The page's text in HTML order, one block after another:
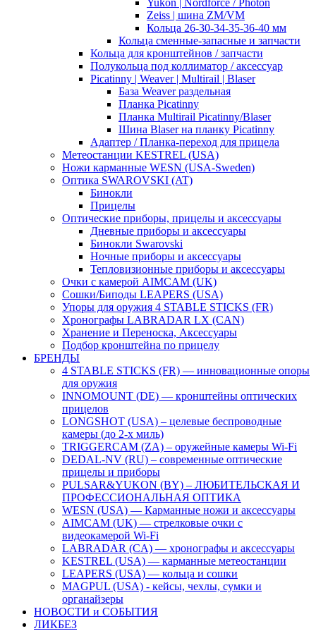
Yukon | Nordforce / Photon
Zeiss | шина ZM/VM
Кольца 26-30-34-35-36-40 мм
Кольца сменные-запасные и запчасти
Кольца для кронштейнов / запчасти
Полукольца под коллиматор / аксессуар
Picatinny | Weaver | Multirail | Blaser
База Weaver раздельная
Планка Picatinny
Планка Multirail Picatinny/Blaser
Шина Blaser на планку Picatinny
Адаптер / Планка-переход для прицела
Метеостанции KESTREL (USA)
Ножи карманные WESN (USA-Sweden)
Оптика SWAROVSKI (AT)
Бинокли
Прицелы
Оптические приборы, прицелы и аксессуары
Дневные приборы и аксессуары
Бинокли Swarovski
Ночные приборы и аксессуары
Тепловизионные приборы и аксессуары
Очки с камерой AIMCAM (UK)
Сошки/Биподы LEAPERS (USA)
Упоры для оружия 4 STABLE STICKS (FR)
Хронографы LABRADAR LX (CAN)
Хранение и Переноска, Аксессуары
Подбор кронштейна по прицелу
БРЕНДЫ
4 STABLE STICKS (FR) — инновационные опоры
для оружия
INNOMOUNT (DE) — кронштейны оптических
прицелов
LONGSHOT (USA) – целевые беспроводные
камеры (до 2-х миль)
TRIGGERCAM (ZA) – оружейные камеры Wi-Fi
DEDAL-NV (RU) – современные оптические
прицелы и приборы
PULSAR&YUKON (BY) – ЛЮБИТЕЛЬСКАЯ И
ПРОФЕССИОНАЛЬНАЯ ОПТИКА
WESN (USA) — Карманные ножи и аксессуары
AIMCAM (UK) — стрелковые очки с
видеокамерой Wi-Fi
LABRADAR (CA) — хронографы и аксессуары
KESTREL (USA) — карманные метеостанции
LEAPERS (USA) — кольца и сошки
MAGPUL (USA) - кейсы, чехлы, сумки и
органайзеры
НОВОСТИ и СОБЫТИЯ
ЛИКБЕЗ